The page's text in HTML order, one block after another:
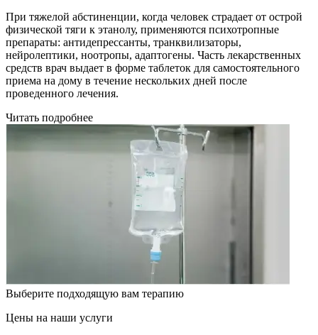
При тяжелой абстиненции, когда человек страдает от острой
физической тяги к этанолу, применяются психотропные
препараты: антидепрессанты, транквилизаторы,
нейролептики, ноотропы, адаптогены. Часть лекарственных
средств врач выдает в форме таблеток для самостоятельного
приема на дому в течение нескольких дней после
проведенного лечения.
Читать подробнее
Выберите подходящую вам терапию
Цены на наши услуги